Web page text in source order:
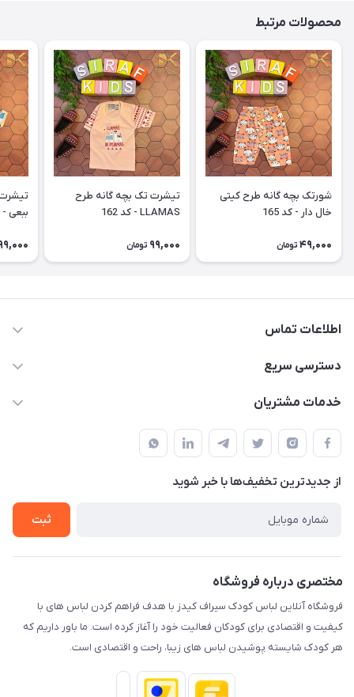
محصولات مرتبط
شورتک بچه گانه طرح کیتی
خال دار - کد 165
49,000 تومان
تیشرت تک بچه گانه طرح
LLAMAS - کد 162
99,000 تومان
ببعی -
اطلاعات تماس
09178110667
پاسارگارد۷ – کنار نانوایی – دفتر مجموعه سیراف
دسترسی سریع
حساب کاربری
درباره ما
تماس با ما
خدمات مشتریان
قوانین و مقررات
حریم خصوصی
راهنما
از جدید‌ترین تخفیف‌ها با‌ خبر شوید
ثبت
مختصری درباره فروشگاه
فروشگاه آنلاین لباس کودک سیراف کیدز با هدف فراهم کردن لباس های با
کیفیت و اقتصادی برای کودکان فعالیت خود را آغاز کرده است. ما باور داریم که
هر کودک شایسته پوشیدن لباس های زیبا، راحت و اقتصادی است.